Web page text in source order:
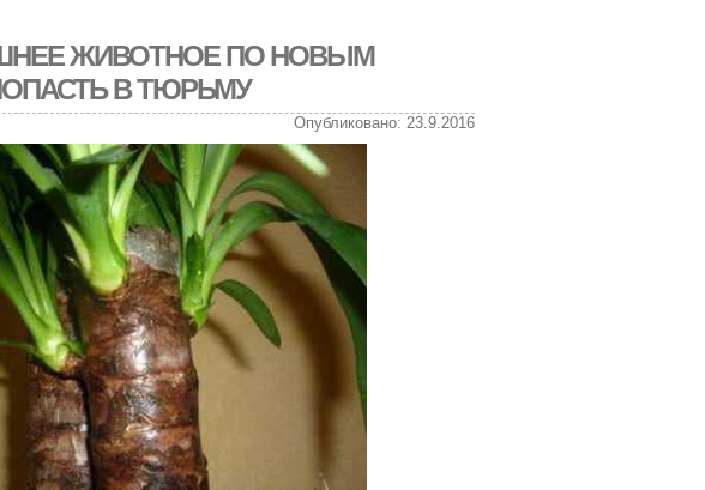
ЖИВОТНОЕ ПО НОВЫМ
В ТЮРЬМУ
Опубликовано: 23.9.2016